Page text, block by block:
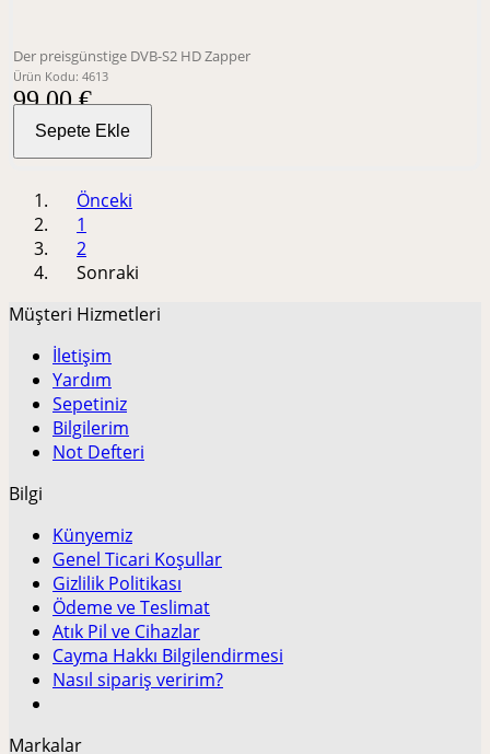
Der preisgünstige DVB-S2 HD Zapper
Ürün Kodu: 4613
99,00 €
Sepete Ekle
Önceki
1
2
Sonraki
Müşteri Hizmetleri
İletişim
Yardım
Sepetiniz
Bilgilerim
Not Defteri
Bilgi
Künyemiz
Genel Ticari Koşullar
Gizlilik Politikası
Ödeme ve Teslimat
Atık Pil ve Cihazlar
Cayma Hakkı Bilgilendirmesi
Nasıl sipariş veririm?
Markalar